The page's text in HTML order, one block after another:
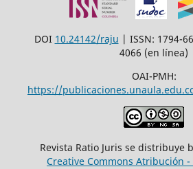
DOI 10.24142/raju | ISSN: 1794-
4066 (en línea)
OAI-PMH:
https://
Revista Ratio Juris se distribuye
Creative Commons Atribución -